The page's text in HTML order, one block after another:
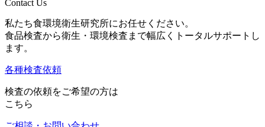
Contact Us
私たち食環境衛生研究所にお任せください。
食品検査から衛生・環境検査まで幅広くトータルサポートし
ます。
各種検査依頼
検査の依頼をご希望の方は
こちら